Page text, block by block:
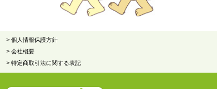
> 個人情報保護方針
> 会社概要
> 特定商取引法に関する表記